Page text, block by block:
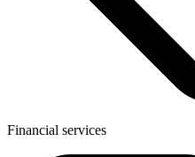
Financial services